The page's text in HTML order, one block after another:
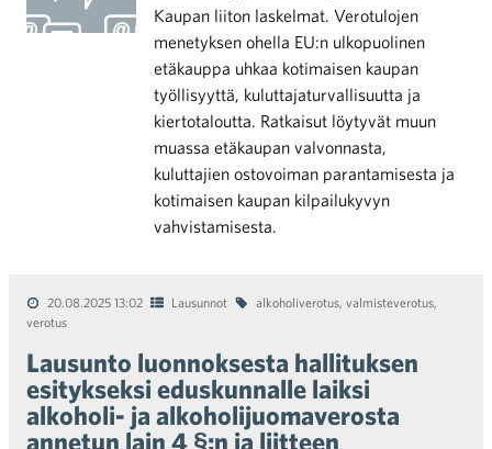
Kaupan liiton laskelmat. Verotulojen
menetyksen ohella EU:n ulkopuolinen
etäkauppa uhkaa kotimaisen kaupan
työllisyyttä, kuluttajaturvallisuutta ja
kiertotaloutta. Ratkaisut löytyvät muun
muassa etäkaupan valvonnasta,
kuluttajien ostovoiman parantamisesta ja
kotimaisen kaupan kilpailukyvyn
vahvistamisesta.
20.08.2025 13:02 Lausunnot alkoholiverotus, valmisteverotus,
verotus
Lausunto luonnoksesta hallituksen
esitykseksi eduskunnalle laiksi
alkoholi- ja alkoholijuomaverosta
annetun lain 4 §:n ja liitteen